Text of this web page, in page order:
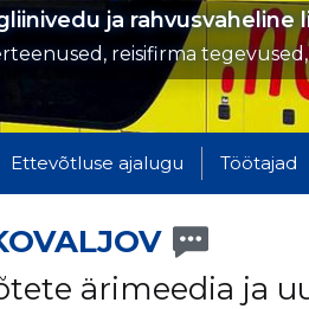
ja rahvusvaheline
reisifirma
Ettevõtluse ajalugu Töötajad
ärimeedia ja